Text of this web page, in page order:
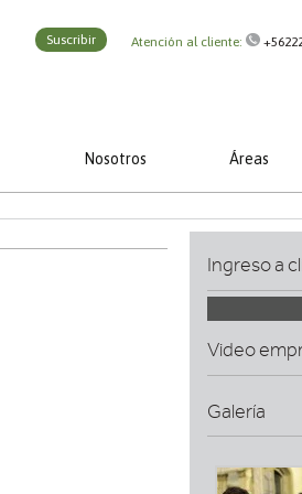
Suscribir Atención al cliente:
Nosotros Áreas
Ingreso a
Video
Galería